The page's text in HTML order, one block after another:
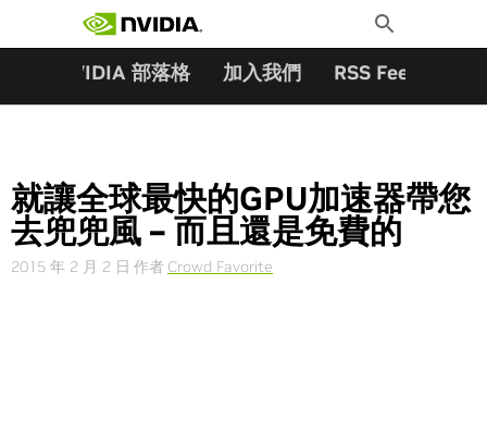
Toggle
Search
NVIDIA 部落格 加入我們 RSS Feeds
就讓全球最快的GPU加速器帶您
去兜兜風 – 而且還是免費的
2015 年 2 月 2 日 作者 Crowd Favorite